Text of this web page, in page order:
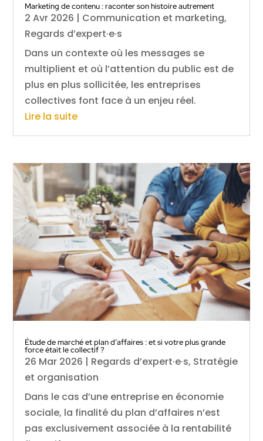
Marketing de contenu : raconter son histoire autrement
2 Avr 2026 | Communication et marketing,
Regards d’expert·e·s
Dans un contexte où les messages se
multiplient et où l’attention du public est de
plus en plus sollicitée, les entreprises
collectives font face à un enjeu réel.
Lire la suite
Étude de marché et plan d’affaires : et si votre plus grande
force était le collectif ?
26 Mar 2026 | Regards d’expert·e·s, Stratégie
et organisation
Dans le cas d’une entreprise en économie
sociale, la finalité du plan d’affaires n’est
pas exclusivement associée à la rentabilité